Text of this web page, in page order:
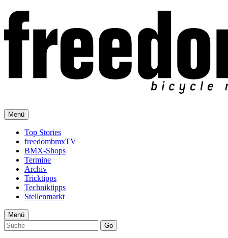
Menü
Top Stories
freedombmxTV
BMX-Shops
Termine
Archiv
Tricktipps
Techniktipps
Stellenmarkt
Menü
Go